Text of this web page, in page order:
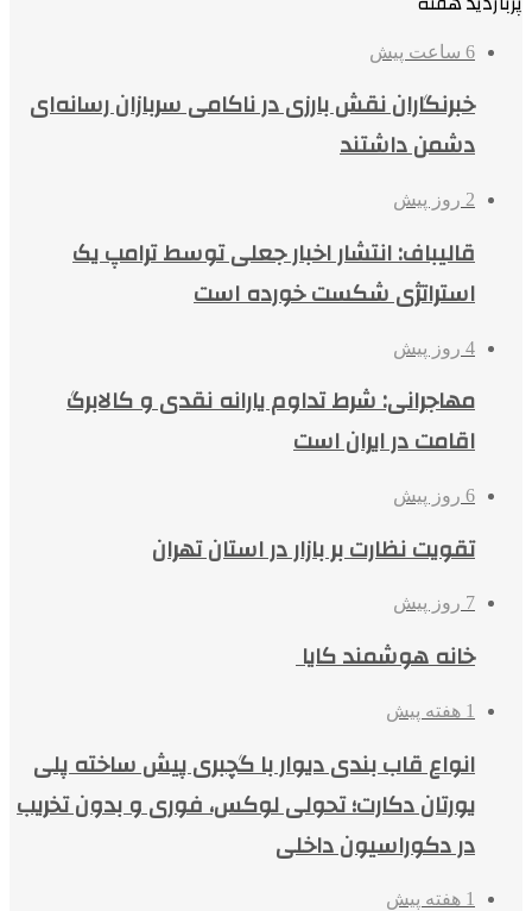
6 ساعت پیش
خبرنگاران نقش بارزی در ناکامی سربازان رسانه‌ای
دشمن داشتند
2 روز پیش
قالیباف: انتشار اخبار جعلی توسط ترامپ یک
استراتژی شکست خورده است
4 روز پیش
مهاجرانی: شرط تداوم یارانه نقدی و کالابرگ
اقامت در ایران است
6 روز پیش
تقویت نظارت بر بازار در استان تهران
7 روز پیش
خانه هوشمند کایا
1 هفته پیش
انواع قاب بندی دیوار با گچبری پیش ساخته پلی
یورتان دکارت؛ تحولی لوکس، فوری و بدون تخریب
در دکوراسیون داخلی
1 هفته پیش